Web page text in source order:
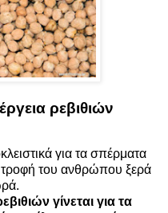
ρεβιθιών
για τα σπέρματα
τροφή του ανθρώπου ξερά
γίνεται για τα